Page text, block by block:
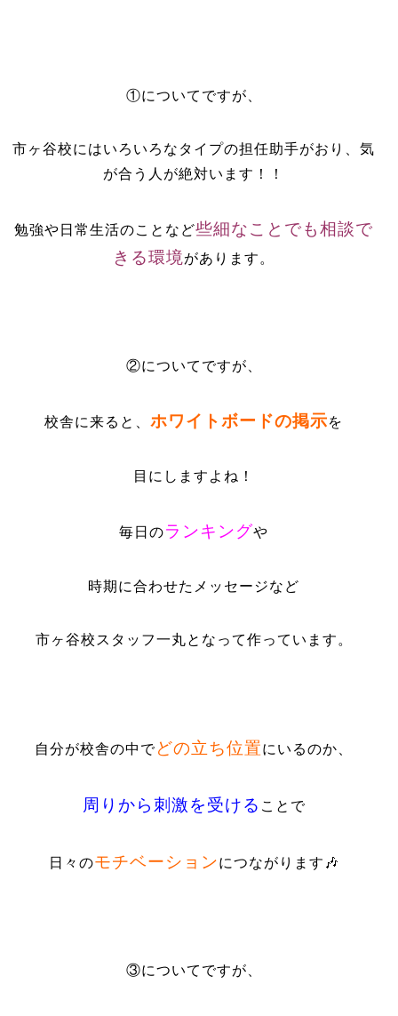
①についてですが、
市ヶ谷校にはいろいろなタイプの担任助手がおり、気
が合う人が絶対います！！
勉強や日常生活のことなど些細なことでも相談で
きる環境があります。
②についてですが、
校舎に来ると、ホワイトボードの掲示を
目にしますよね！
毎日のランキングや
時期に合わせたメッセージなど
市ヶ谷校スタッフ一丸となって作っています。
自分が校舎の中でどの立ち位置にいるのか、
周りから刺激を受ける ことで
日々のモチベーションにつながります🎶
③についてですが、